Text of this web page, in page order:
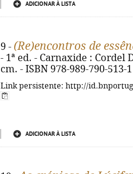
ADICIONAR À LISTA
9 - (Re)encontros de
- 1ª ed. - Carnaxide : Cordel
cm. - ISBN 978-989-790-513-1
Link persistente: http://
ADICIONAR À LISTA